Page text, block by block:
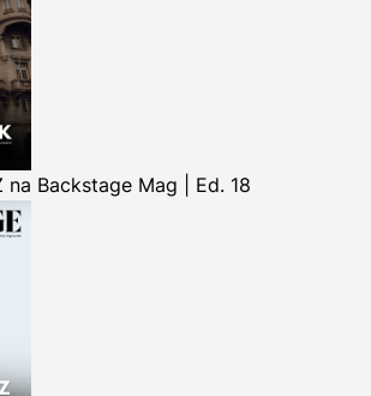
na Backstage Mag | Ed. 18